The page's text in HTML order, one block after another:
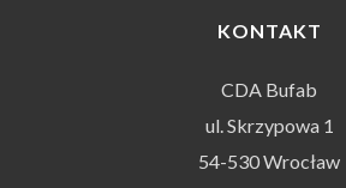
KONTAKT
CDA Bufab
ul. Skrzypowa 1
54-530 Wrocław